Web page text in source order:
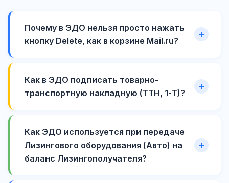
Почему в ЭДО нельзя просто нажать
кнопку Delete, как в корзине Mail.ru?
Как в ЭДО подписать товарно-
транспортную накладную (ТТН, 1-Т)?
Как ЭДО используется при передаче
Лизингового оборудования (Авто) на
баланс Лизингополучателя?